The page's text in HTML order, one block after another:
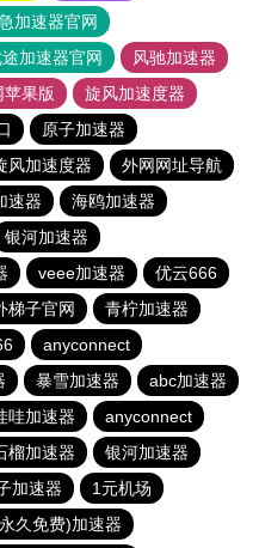
加速器官网
加速器官网
风驰加速器
果版
旋风加速度器
原子加速器
风加速度器
外网网址导航
速器
海鸥加速器
银河加速器
veee加速器
优云666
梯子官网
青柠加速器
anyconnect
暴雪加速器
abc加速器
哇加速器
anyconnect
榴加速器
银河加速器
加速器
1元机场
久免费)加速器